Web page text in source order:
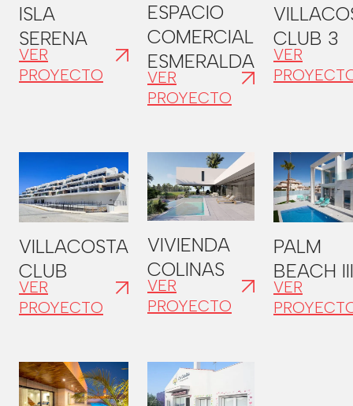
ISLA
SERENA
VER
PROYECTO
ESPACIO
COMERCIAL
ESMERALDA
VER
PROYECTO
CLUB 3
VER
VILLACOSTA
CLUB
VER
PROYECTO
VIVIENDA
COLINAS
VER
PROYECTO
PALM
BEACH III
VER